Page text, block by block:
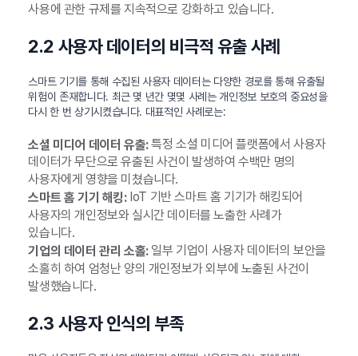
사용에 관한 규제를 지속적으로 강화하고 있습니다.
2.2 사용자 데이터의 비극적 유출 사례
스마트 기기를 통해 수집된 사용자 데이터는 다양한 경로를 통해 유출될
위험이 존재합니다. 최근 몇 년간 몇몇 사례는 개인정보 보호의 중요성을
다시 한 번 상기시켰습니다. 대표적인 사례로는:
소셜 미디어 데이터 유출:특정 소셜 미디어 플랫폼에서 사용자
데이터가 무단으로 유출된 사건이 발생하여 수백만 명의
사용자에게 영향을 미쳤습니다.
스마트 홈 기기 해킹:IoT 기반 스마트 홈 기기가 해킹되어
사용자의 개인정보와 실시간 데이터를 노출한 사례가
있습니다.
기업의 데이터 관리 소홀:일부 기업이 사용자 데이터의 보안을
소홀히 하여 엄청난 양의 개인정보가 외부에 노출된 사건이
발생했습니다.
2.3 사용자 인식의 부족